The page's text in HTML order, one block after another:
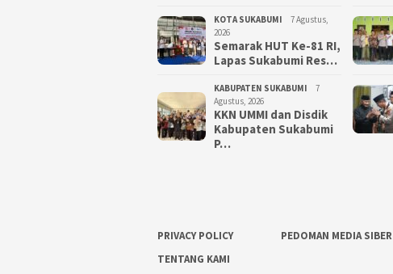
KOTA SUKABUMI
7 Agustus,
2026
Semarak HUT Ke-81 RI,
Lapas Sukabumi Res…
KABUPATEN SUKABUMI
7
Agustus, 2026
KKN UMMI dan Disdik
Kabupaten Sukabumi
P…
PRIVACY POLICY PEDOMAN MEDIA SIBER
TENTANG KAMI